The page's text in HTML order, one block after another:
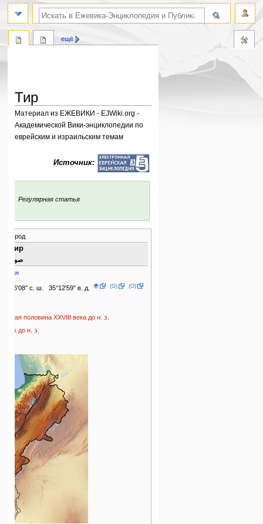
Тир
Материал из ЕЖЕВИКИ - EJWiki.org -
Академической Вики-энциклопедии по
еврейским и израильским темам
Источник:
Регулярная статья
город
Тир
صور
Ливан
33°16′08″ с. ш. 35°12′59″ в. д. 🌍 (G) (O)
первая половина XXVIII века до н. э.
X век до н. э.
ещё
поиск по словам